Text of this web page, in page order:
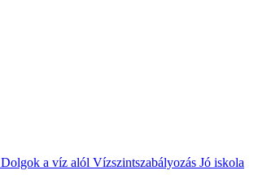
Dolgok a víz alól Vízszintszabályozás Jó iskola